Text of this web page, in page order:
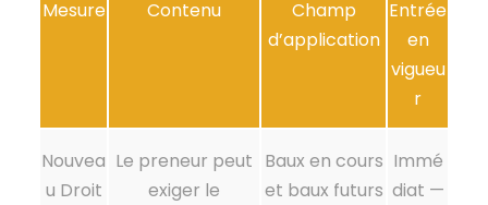
Mesure Contenu
Champ
d’application
Entrée
en
vigueu
r
Nouvea
u Droit
Le preneur peut
exiger le
Baux en cours
et baux futurs
Immé
diat —